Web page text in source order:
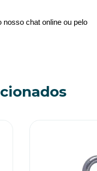
chat online ou pelo